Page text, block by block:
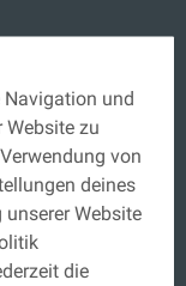
Navigation und
zu
von
deines
Website
die